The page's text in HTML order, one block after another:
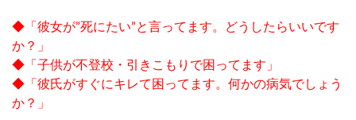
◆「彼女が”死にたい”と言ってます。どうしたらいいです
か？」
◆「子供が不登校・引きこもりで困ってます」
◆「彼氏がすぐにキレて困ってます。何かの病気でしょう
か？」